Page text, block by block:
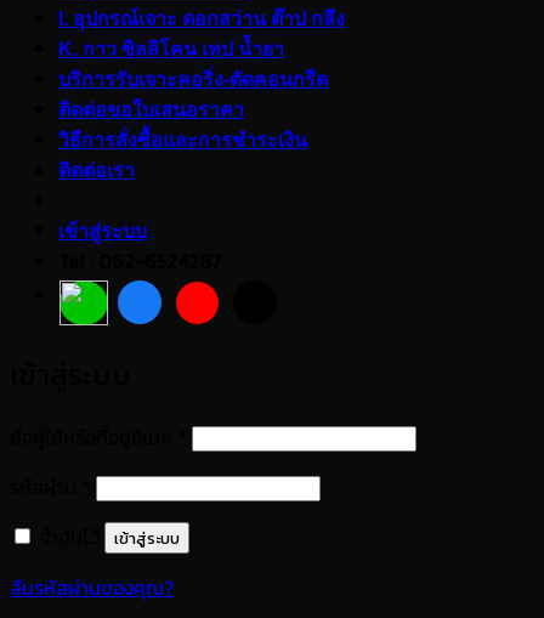
I. อุปกรณ์เจาะ ดอกสว่าน ต๊าป กลึง
K. กาว ซิลลิโคน เทป น้ำยา
บริการรับเจาะคอริ่ง-ตัดคอนกรีต
ติดต่อขอใบเสนอราคา
วิธีการสั่งซื้อและการชำระเงิน
ติดต่อเรา
เข้าสู่ระบบ
ต้องการ
ต้องการ
เข้าสู่ระบบ
ลืมรหัสผ่านของคุณ?